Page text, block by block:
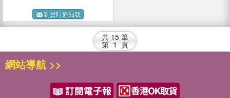
到貨時通知我
共 15 筆
第 1 頁
網站導航 >>